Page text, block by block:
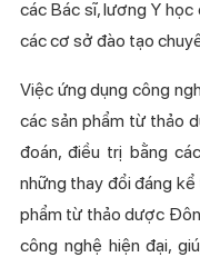
các Bác sĩ, lương Y
các cơ sở đào tạo
Việc ứng dụng công
các sản phẩm từ thảo
đoán, điều trị bằng
những thay đổi đáng
phẩm từ thảo dược
công nghệ hiện đại,